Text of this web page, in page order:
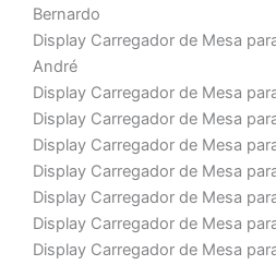
Bernardo
Display Carregador de Mesa
André
Display Carregador de Mesa
Display Carregador de Mesa
Display Carregador de Mesa
Display Carregador de Mesa
Display Carregador de Mesa
Display Carregador de Mesa
Display Carregador de Mesa